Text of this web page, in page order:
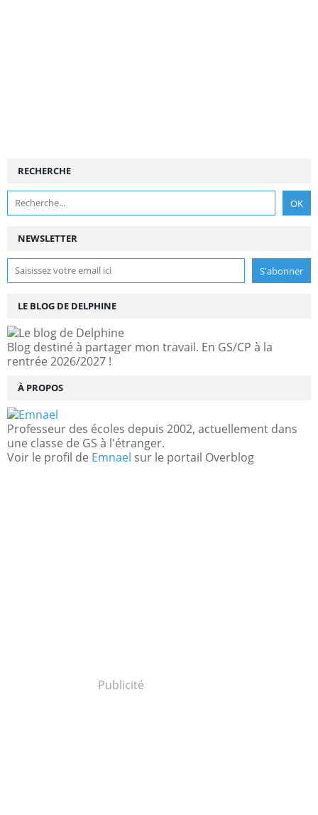
NEWSLETTER
RECHERCHE
LE BLOG DE DELPHINE
Blog destiné à partager mon travail. En GS/CP à la
rentrée 2026/2027 !
À PROPOS
Professeur des écoles depuis 2002, actuellement dans
une classe de GS à l'étranger.
Voir le profil de Emnael sur le portail Overblog
Publicité